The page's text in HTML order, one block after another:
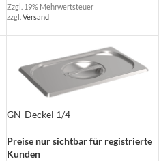
Zzgl. 19% Mehrwertsteuer
zzgl. Versand
GN-Deckel 1/4
Preise nur sichtbar für registrierte
Kunden